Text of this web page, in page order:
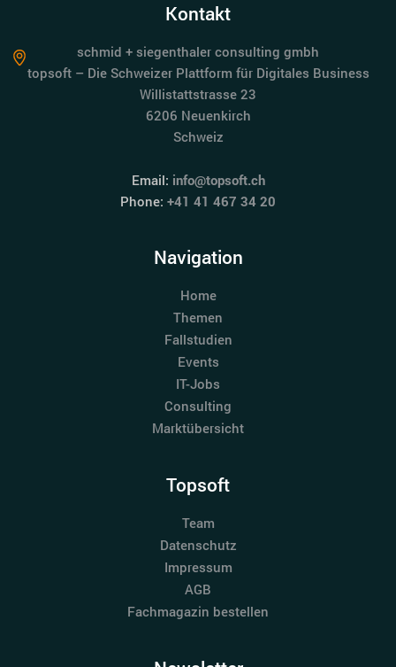
Kontakt
schmid + siegenthaler consulting gmbh
topsoft – Die Schweizer Plattform für Digitales Business
Willistattstrasse 23
6206 Neuenkirch
Schweiz
Email: info@topsoft.ch
Phone: +41 41 467 34 20
Navigation
Home
Themen
Fallstudien
Events
IT-Jobs
Consulting
Marktübersicht
Topsoft
Team
Datenschutz
Impressum
AGB
Fachmagazin bestellen